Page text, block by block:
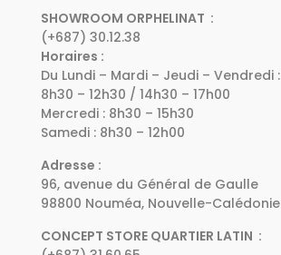
SHOWROOM ORPHELINAT :
(+687) 30.12.38
Horaires :
Du Lundi – Mardi – Jeudi – Vendredi :
8h30 – 12h30 / 14h30 – 17h00
Mercredi : 8h30 – 15h30
Samedi : 8h30 – 12h00
Adresse :
96, avenue du Général de Gaulle
98800 Nouméa, Nouvelle-Calédonie
CONCEPT STORE QUARTIER LATIN :